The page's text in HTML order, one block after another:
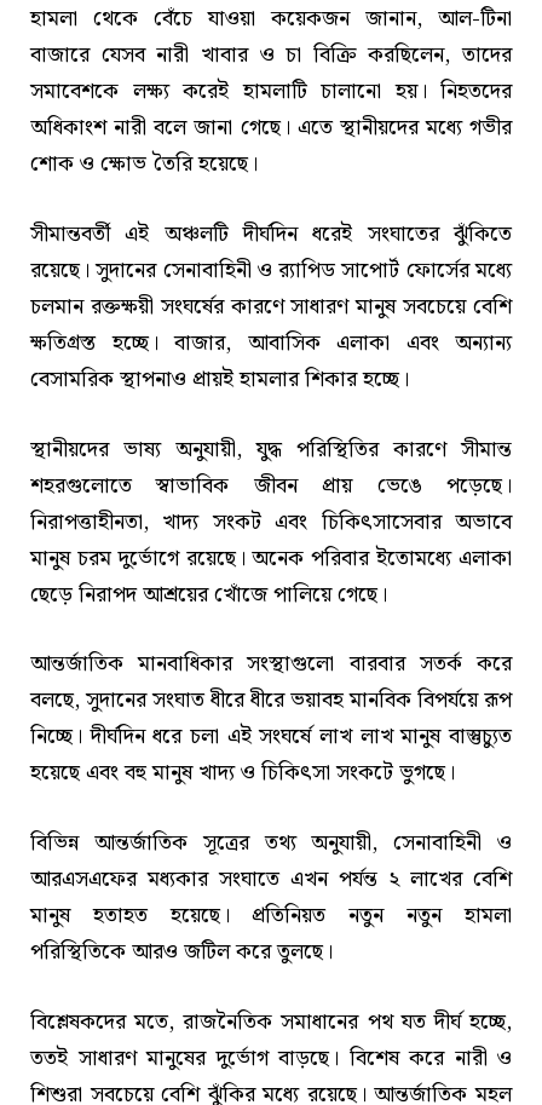
হামলা থেকে বেঁচে যাওয়া কয়েকজন জানান, আল-টিনা
বাজারে যেসব নারী খাবার ও চা বিক্রি করছিলেন, তাদের
সমাবেশকে লক্ষ্য করেই হামলাটি চালানো হয়। নিহতদের
অধিকাংশ নারী বলে জানা গেছে। এতে স্থানীয়দের মধ্যে গভীর
শোক ও ক্ষোভ তৈরি হয়েছে।
সীমান্তবর্তী এই অঞ্চলটি দীর্ঘদিন ধরেই সংঘাতের ঝুঁকিতে
রয়েছে। সুদানের সেনাবাহিনী ও র‍্যাপিড সাপোর্ট ফোর্সের মধ্যে
চলমান রক্তক্ষয়ী সংঘর্ষের কারণে সাধারণ মানুষ সবচেয়ে বেশি
ক্ষতিগ্রস্ত হচ্ছে। বাজার, আবাসিক এলাকা এবং অন্যান্য
বেসামরিক স্থাপনাও প্রায়ই হামলার শিকার হচ্ছে।
স্থানীয়দের ভাষ্য অনুযায়ী, যুদ্ধ পরিস্থিতির কারণে সীমান্ত
শহরগুলোতে স্বাভাবিক জীবন প্রায় ভেঙে পড়েছে।
নিরাপত্তাহীনতা, খাদ্য সংকট এবং চিকিৎসাসেবার অভাবে
মানুষ চরম দুর্ভোগে রয়েছে। অনেক পরিবার ইতোমধ্যে এলাকা
ছেড়ে নিরাপদ আশ্রয়ের খোঁজে পালিয়ে গেছে।
আন্তর্জাতিক মানবাধিকার সংস্থাগুলো বারবার সতর্ক করে
বলছে, সুদানের সংঘাত ধীরে ধীরে ভয়াবহ মানবিক বিপর্যয়ে রূপ
নিচ্ছে। দীর্ঘদিন ধরে চলা এই সংঘর্ষে লাখ লাখ মানুষ বাস্তুচ্যুত
হয়েছে এবং বহু মানুষ খাদ্য ও চিকিৎসা সংকটে ভুগছে।
বিভিন্ন আন্তর্জাতিক সূত্রের তথ্য অনুযায়ী, সেনাবাহিনী ও
আরএসএফের মধ্যকার সংঘাতে এখন পর্যন্ত ২ লাখের বেশি
মানুষ হতাহত হয়েছে। প্রতিনিয়ত নতুন নতুন হামলা
পরিস্থিতিকে আরও জটিল করে তুলছে।
বিশ্লেষকদের মতে, রাজনৈতিক সমাধানের পথ যত দীর্ঘ হচ্ছে,
ততই সাধারণ মানুষের দুর্ভোগ বাড়ছে। বিশেষ করে নারী ও
শিশুরা সবচেয়ে বেশি ঝুঁকির মধ্যে রয়েছে। আন্তর্জাতিক মহল